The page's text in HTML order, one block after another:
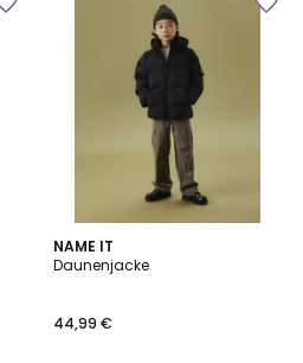
NAME IT
Daunenjacke
44,99 €